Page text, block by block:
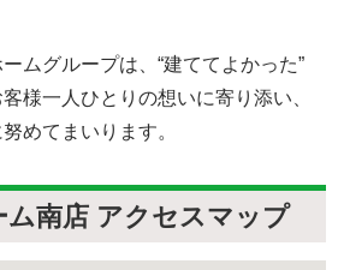
ムグループは、“建ててよかった”
様一人ひとりの想いに寄り添い、
めてまいります。
南店 アクセスマップ